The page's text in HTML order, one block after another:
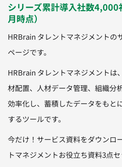
シリーズ累計導入社数
月時点）
HRBrain タレントマネジメントの
ページです。
HRBrain タレントマネジメントは
材配置、人材データ管理、組織分
効率化し、蓄積したデータをもと
するツールです。
今だけ！サービス資料をダウンロ
トマネジメントお役立ち資料3点